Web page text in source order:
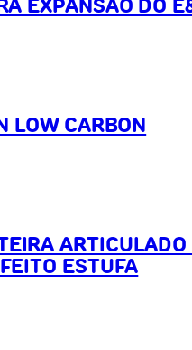
EXPANSÃO DO
LOW CARBON
ARTICULADO
ESTUFA